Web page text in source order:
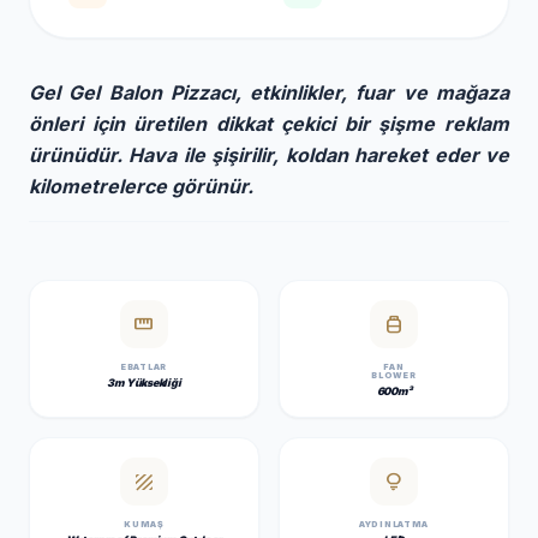
Gel Gel Balon Pizzacı, etkinlikler, fuar ve mağaza
önleri için üretilen dikkat çekici bir şişme reklam
ürünüdür. Hava ile şişirilir, koldan hareket eder ve
kilometrelerce görünür.
straighten
EBATLAR
3m Yüksekliği
propane_tank
FAN
BLOWER
600m³
texture
KUMAŞ
lightbulb
AYDINLATMA